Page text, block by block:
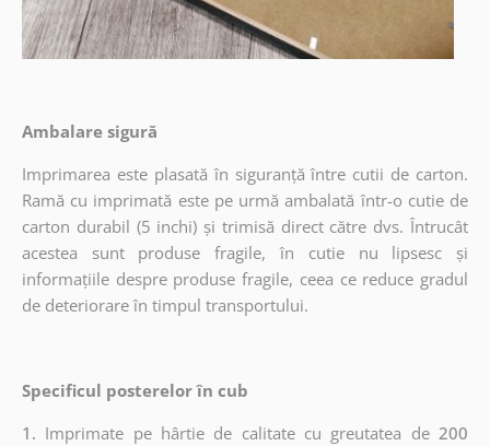
Ambalare sigură
Imprimarea este plasată în siguranță între cutii de carton.
Ramă cu imprimată este pe urmă ambalată într-o cutie de
carton durabil (5 inchi) și trimisă direct către dvs. Întrucât
acestea sunt produse fragile, în cutie nu lipsesc și
informațiile despre produse fragile, ceea ce reduce gradul
de deteriorare în timpul transportului.
Specificul posterelor în cub
1. Imprimate pe hârtie de calitate cu greutatea de200